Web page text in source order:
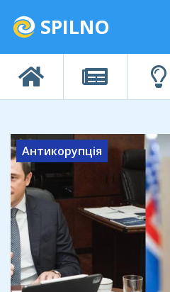
SPILNO
Антикорупція